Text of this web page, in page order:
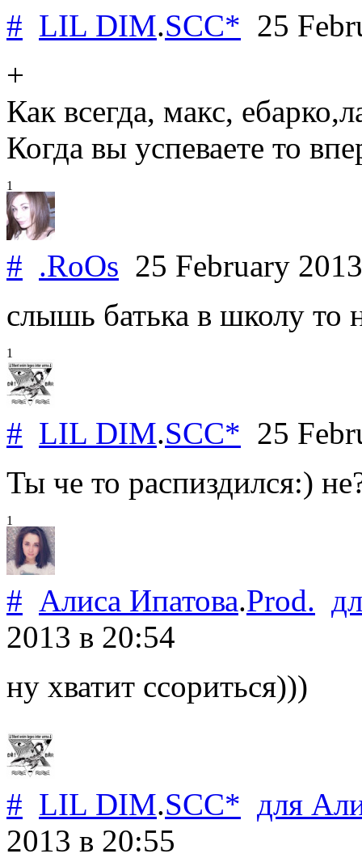
# LIL DIM.SCC* 25
+
Как всегда, макс,
Когда вы успеваете то
1
# .RoOs 25 February
слышь батька в школу то
1
# LIL DIM.SCC* 25
Ты че то распиздился:)
1
# Алиса Ипатова.Prod.
2013 в 20:54
ну хватит ссориться)))
# LIL DIM.SCC* для
2013 в 20:55